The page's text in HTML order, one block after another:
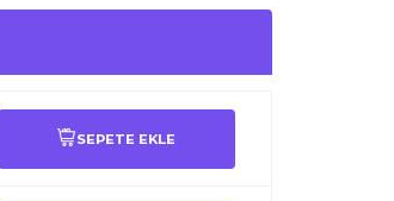
SEPETE EKLE